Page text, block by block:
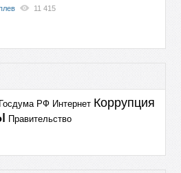
11 415
Госдума РФ Интернет Коррупция
Правительство